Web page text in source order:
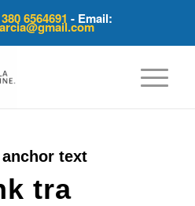
6564691 - Email:
anchor text
tra